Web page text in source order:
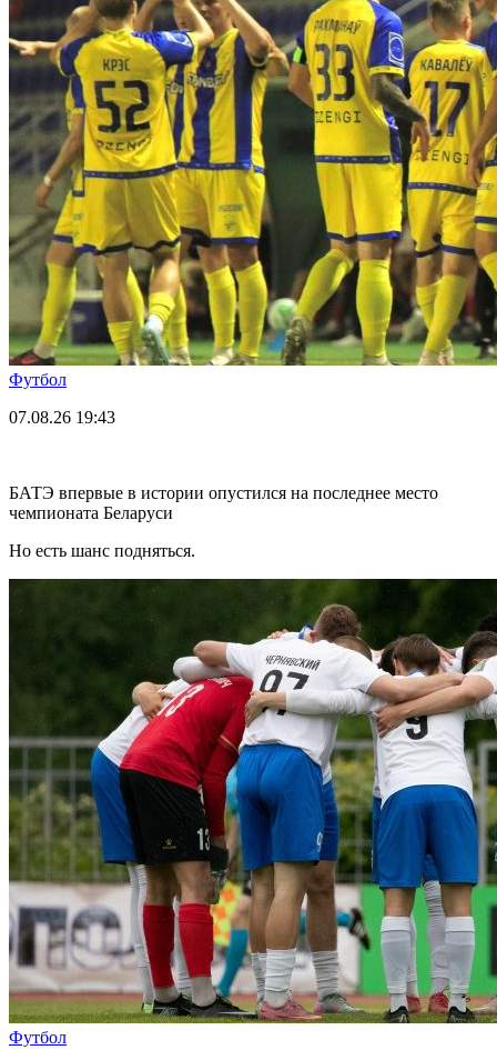
Футбол
07.08.26 19:43
БАТЭ впервые в истории опустился на последнее место
чемпионата Беларуси
Но есть шанс подняться.
Футбол